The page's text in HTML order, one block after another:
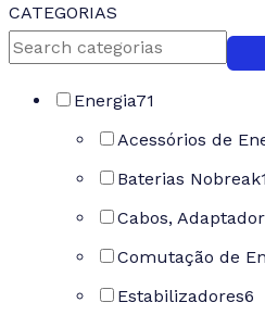
CATEGORIAS
Energia71
Acessórios de
Baterias Nobreak
Cabos,
Comutação de
Estabilizadores6